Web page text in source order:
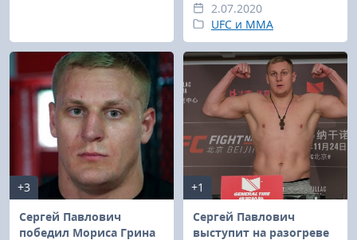
2.07.2020
UFC и MMA
+3
Сергей Павлович
победил Мориса Грина
+1
Сергей Павлович
выступит на разогреве